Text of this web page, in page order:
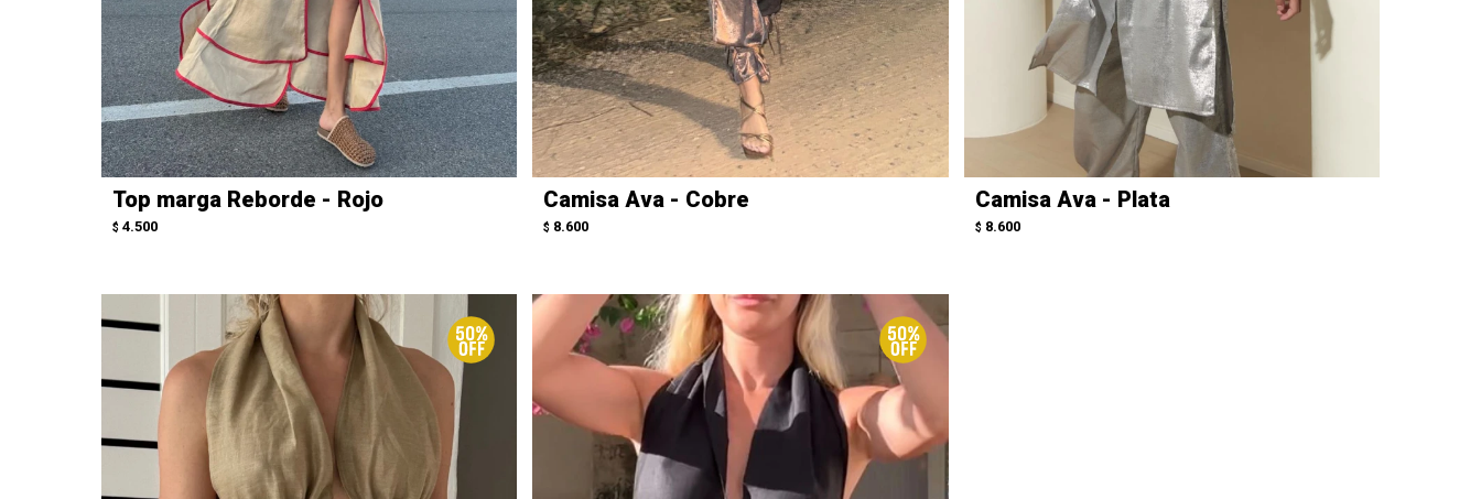
Top marga Reborde - Rojo
$ 4.500
Camisa Ava - Cobre
$ 8.600
Camisa Ava - Plata
$ 8.600